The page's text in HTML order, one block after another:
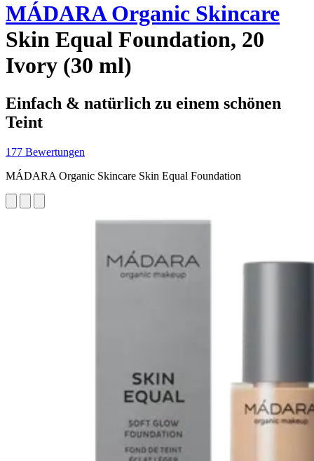
MÁDARA Organic Skincare
Skin Equal Foundation, 20
Ivory (30 ml)
Einfach & natürlich zu einem schönen
Teint
177 Bewertungen
MÁDARA Organic Skincare Skin Equal Foundation